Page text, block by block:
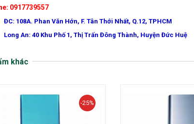
0917739557
ĐC: 108A. Phan Văn Hớn, F. Tân Thới Nhất, Q.12, TPHCM
Long An: 40 Khu Phố 1, Thị Trấn Đông Thành, Huyện Đức Huệ
khác
-25%